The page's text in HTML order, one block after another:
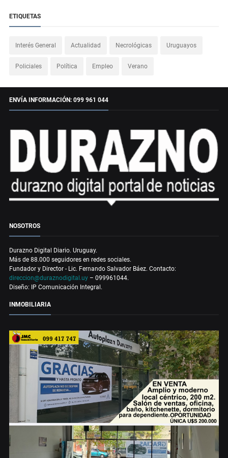
ETIQUETAS
Interés General Actualidad Necrológicas Uruguayos
Policiales Política Empleo Verano
ENVÍA INFORMACIÓN: 099 961 044
NOSOTROS
Durazno Digital Diario. Uruguay.
Más de 88.000 seguidores en redes sociales.
Fundador y Director - Lic. Fernando Salvador Báez. Contacto:
direccion@duraznodigital.uy – 099961044.
Diseño: IP Comunicación Integral.
INMOBILIARIA